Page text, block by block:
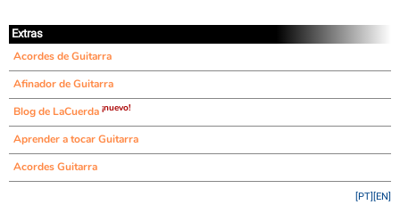
Extras
Acordes de Guitarra
Afinador de Guitarra
Blog de LaCuerda ¡nuevo!
Aprender a tocar Guitarra
Acordes Guitarra
[EN]
[PT]